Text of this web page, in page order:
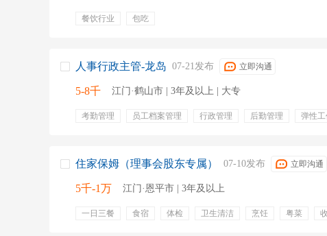
餐饮行业 包吃
人事行政主管-龙岛 07-21发布 立即沟通
5-8千 江门·鹤山市 | 3年及以上 | 大专
考勤管理 员工档案管理 行政管理 后勤管理 弹性工
住家保姆（理事会股东专属） 07-10发布 立即沟通
5千-1万 江门·恩平市 | 3年及以上
一日三餐 食宿 体检 卫生清洁 烹饪 粤菜